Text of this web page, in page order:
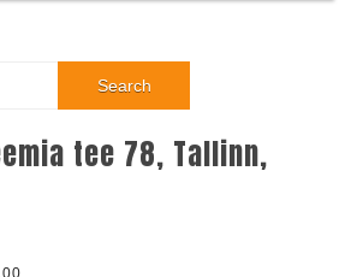
Search
tee 78, Tallinn,